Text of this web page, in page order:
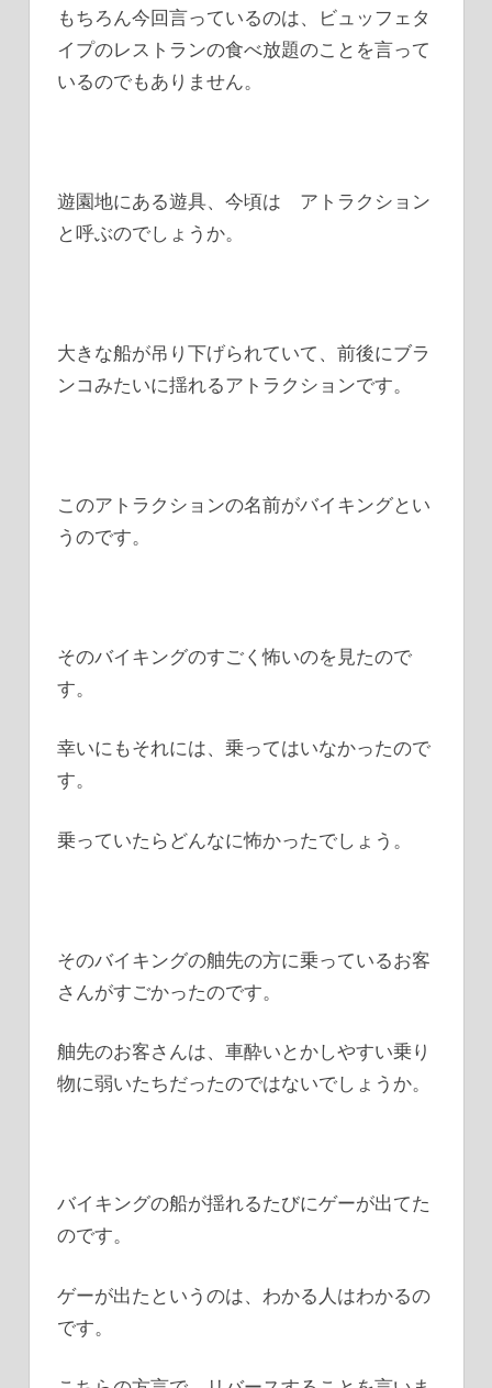
もちろん今回言っているのは、ビュッフェタ
イプのレストランの食べ放題のことを言って
いるのでもありません。
遊園地にある遊具、今頃は アトラクション
と呼ぶのでしょうか。
大きな船が吊り下げられていて、前後にブラ
ンコみたいに揺れるアトラクションです。
このアトラクションの名前がバイキングとい
うのです。
そのバイキングのすごく怖いのを見たので
す。
幸いにもそれには、乗ってはいなかったので
す。
乗っていたらどんなに怖かったでしょう。
そのバイキングの舳先の方に乗っているお客
さんがすごかったのです。
舳先のお客さんは、車酔いとかしやすい乗り
物に弱いたちだったのではないでしょうか。
バイキングの船が揺れるたびにゲーが出てた
のです。
ゲーが出たというのは、わかる人はわかるの
です。